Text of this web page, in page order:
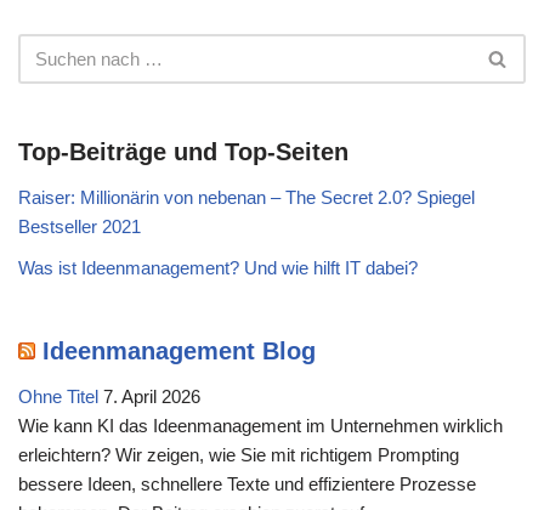
Top-Beiträge und Top-Seiten
Raiser: Millionärin von nebenan – The Secret 2.0? Spiegel
Bestseller 2021
Was ist Ideenmanagement? Und wie hilft IT dabei?
Ideenmanagement Blog
Ohne Titel 7. April 2026
Wie kann KI das Ideenmanagement im Unternehmen wirklich
erleichtern? Wir zeigen, wie Sie mit richtigem Prompting
bessere Ideen, schnellere Texte und effizientere Prozesse